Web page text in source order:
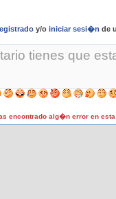
y/o iniciar sesi�n de
encontrado alg�n error en